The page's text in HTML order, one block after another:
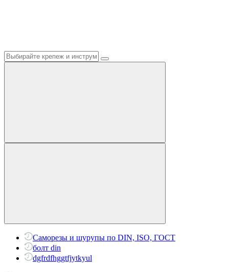
Саморезы и шурупы по DIN, ISO, ГОСТ
болт din
dgfrdfhggtfjytkyul